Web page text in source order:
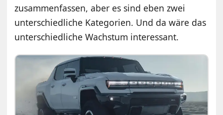
zusammenfassen, aber es sind eben zwei
unterschiedliche Kategorien. Und da wäre das
unterschiedliche Wachstum interessant.